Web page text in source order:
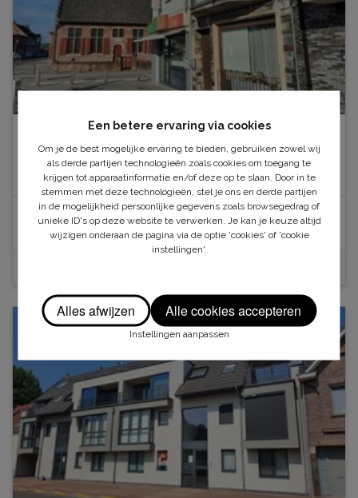
9185 LOCHRISTI
Appartement op centrumlocatie in het prachtige
Wachtebeke
VERHUURD
Verhuurd
Een betere ervaring via cookies
Om je de best mogelijke ervaring te bieden, gebruiken zowel wij
als derde partijen technologieën zoals cookies om toegang te
krijgen tot apparaatinformatie en/of deze op te slaan. Door in te
stemmen met deze technologieën, stel je ons en derde partijen
in de mogelijkheid persoonlijke gegevens zoals browsegedrag of
unieke ID's op deze website te verwerken. Je kan je keuze altijd
wijzigen onderaan de pagina via de optie 'cookies' of 'cookie
instellingen'.
Alles afwijzen Alle cookies accepteren
Instellingen aanpassen